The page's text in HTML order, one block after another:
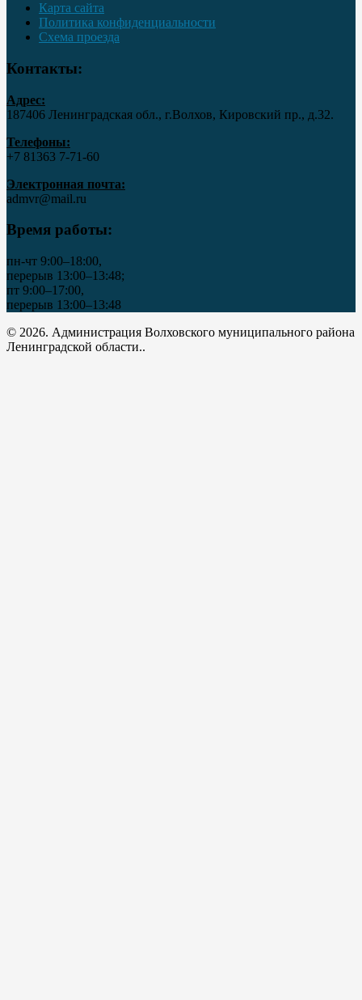
Карта сайта
Политика конфиденциальности
Схема проезда
Контакты:
Адрес:
187406 Ленинградская обл., г.Волхов, Кировский пр., д.32.
Телефоны:
+7 81363 7‑71-60
Электронная почта:
admvr@mail.ru
Время работы:
пн-чт 9:00–18:00,
перерыв 13:00–13:48;
пт 9:00–17:00,
перерыв 13:00–13:48
© 2026. Администрация Волховского муниципального района
Ленинградской области..